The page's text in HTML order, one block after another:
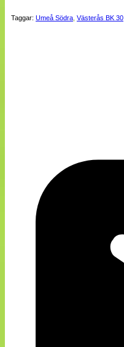
Statistik
Taggar: Umeå Södra Västerås BK 30